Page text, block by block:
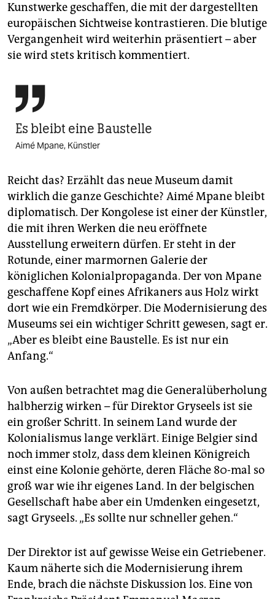
Kunstwerke geschaffen, die mit der dargestellten
europäischen Sichtweise kontrastieren. Die blutige
Vergangenheit wird weiterhin präsentiert – aber
sie wird stets kritisch kommentiert.

Es bleibt eine Baustelle
Aimé Mpane, Künstler
Reicht das? Erzählt das neue Museum damit
wirklich die ganze Geschichte? Aimé Mpane bleibt
diplomatisch. Der Kongolese ist einer der Künstler,
die mit ihren Werken die neu eröffnete
Ausstellung erweitern dürfen. Er steht in der
Rotunde, einer marmornen Galerie der
königlichen Kolonialpropaganda. Der von Mpane
geschaffene Kopf eines Afrikaners aus Holz wirkt
dort wie ein Fremdkörper. Die Modernisierung des
Museums sei ein wichtiger Schritt gewesen, sagt er.
„Aber es bleibt eine Baustelle. Es ist nur ein
Anfang.“
Von außen betrachtet mag die Generalüberholung
halbherzig wirken – für Direktor Gryseels ist sie
ein großer Schritt. In seinem Land wurde der
Kolonialismus lange verklärt. Einige Belgier sind
noch immer stolz, dass dem kleinen Königreich
einst eine Kolonie gehörte, deren Fläche 80-mal so
groß war wie ihr eigenes Land. In der belgischen
Gesellschaft habe aber ein Umdenken eingesetzt,
sagt Gryseels. „Es sollte nur schneller gehen.“
Der Direktor ist auf gewisse Weise ein Getriebener.
Kaum näherte sich die Modernisierung ihrem
Ende, brach die nächste Diskussion los. Eine von